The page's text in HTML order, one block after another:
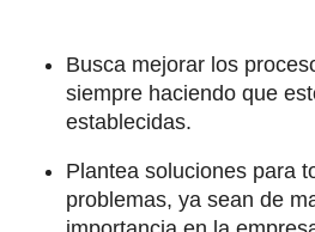
Busca mejorar los
siempre haciendo que
establecidas.
Plantea soluciones para
problemas, ya sean de